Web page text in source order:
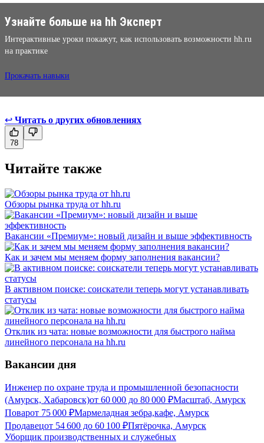
Узнайте больше на hh Эксперт
Интерактивные уроки покажут, как использовать возможности hh.ru
на практике
Прокачать навыки
↩ Читать о других обновлениях
78
Читайте также
Обзоры рынка труда от hh.ru
Вакансии «Премиум»: новый дизайн и выше эффективность
Как и зачем мы меняем форму заполнения вакансии?
В активном поиске: соискатели теперь могут устанавливать
статусы
Отклик из чата: новые возможности для быстрого найма
линейного персонала на hh.ru
Вакансии дня
Инженер по охране труда и промышленной безопасности
(Амурск, Хабаровск)от 60 000 до 80 000 ₽Масштаб, Амурск
Поварот 75 000 ₽Мармеладная зебра,кафе, Амурск
Продавецот 54 600 до 60 100 ₽Пятёрочка, Амурск
Уборщик производственных и служебных